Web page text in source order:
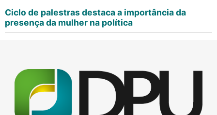
Ciclo de palestras destaca a importância da
presença da mulher na política